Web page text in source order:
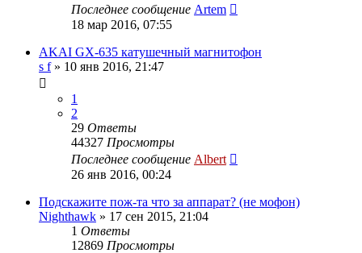
Последнее сообщение Artem
18 мар 2016, 07:55
AKAI GX-635 катушечный магнитофон
s f» 10 янв 2016, 21:47
1
2
29 Ответы
44327 Просмотры
Последнее сообщение Albert
26 янв 2016, 00:24
Подскажите пож-та что за аппарат? (не мофон)
Nighthawk » 17 сен 2015, 21:04
1 Ответы
12869 Просмотры